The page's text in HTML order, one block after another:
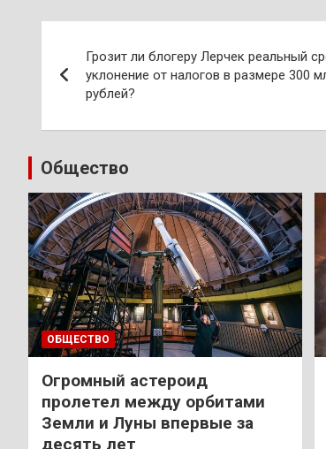
по
записям
Грозит ли блогеру Лерчек реальный
уклонение от налогов в размере 300
рублей?
Общество
ОБЩЕСТВО
Огромный астероид
пролетел между орбитами
Земли и Луны впервые за
десять лет